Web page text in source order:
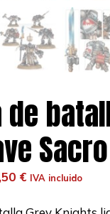
de
Sacro
€ElIVA incluido